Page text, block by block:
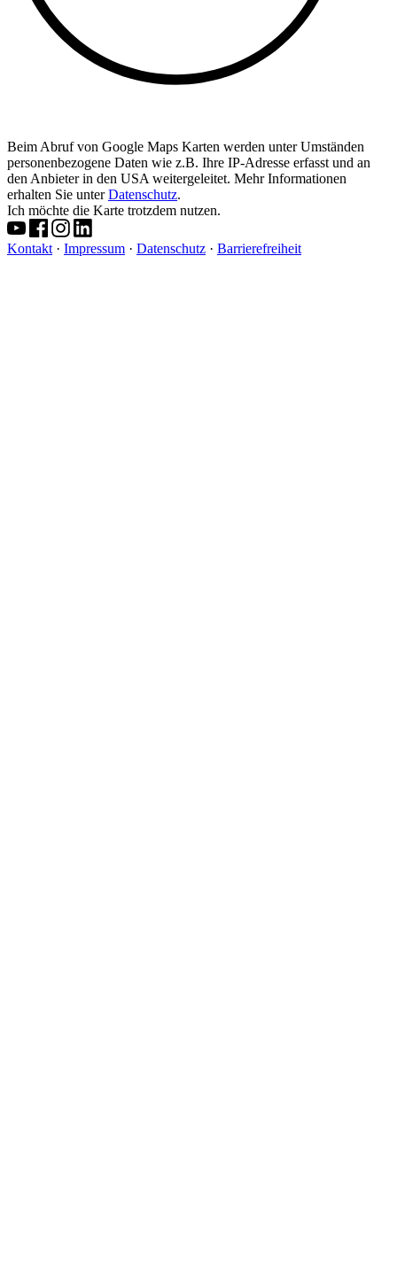
Beim Abruf von Google Maps Karten werden unter Umständen
personenbezogene Daten wie z.B. Ihre IP-Adresse erfasst und an
den Anbieter in den USA weitergeleitet. Mehr Informationen
erhalten Sie unterDatenschutz.
Ich möchte die Karte trotzdem nutzen.
Kontakt · Impressum · Datenschutz · Barrierefreiheit